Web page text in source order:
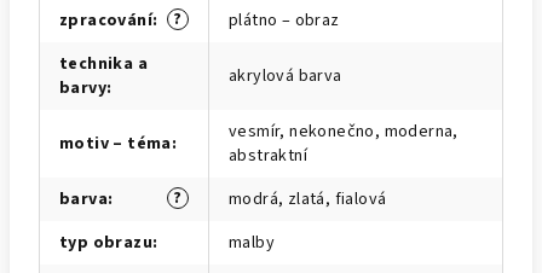
?
zpracování:
plátno – obraz
technika a
barvy: akrylová barva
motiv – téma:
vesmír, nekonečno, moderna,
abstraktní
?
barva:
modrá, zlatá, fialová
typ obrazu: malby